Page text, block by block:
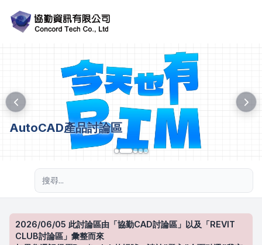
AutoCAD產品討論區
2026/06/05 此討論區由「協勤CAD討論區」以及「REVIT
CLUB討論區」彙整而來